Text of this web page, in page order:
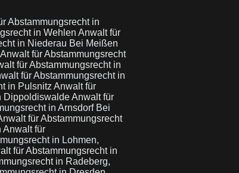
Abstammungsrecht in
in Wehlen Anwalt für
in Niederau Bei Meißen
Anwalt für Abstammungsrecht
für Abstammungsrecht in
für Abstammungsrecht in
in Pulsnitz Anwalt für
DippoldiswaldeAnwalt für
in Arnsdorf Bei
für Abstammungsrecht
Anwalt für
in Lohmen,
für Abstammungsrecht in
in Radeberg,